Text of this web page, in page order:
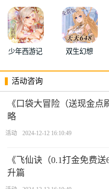
少年西游记 双生幻想
活动咨询
《口袋大冒险（送现金
略
活动 2024-12-12 16:10:49
《飞仙诀（0.1打金免费
升篇